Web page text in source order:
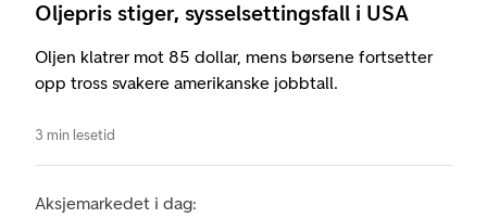
Oljepris stiger, sysselsettingsfall i USA
Oljen klatrer mot 85 dollar, mens børsene fortsetter
opp tross svakere amerikanske jobbtall.
3 min lesetid
Aksjemarkedet i dag: